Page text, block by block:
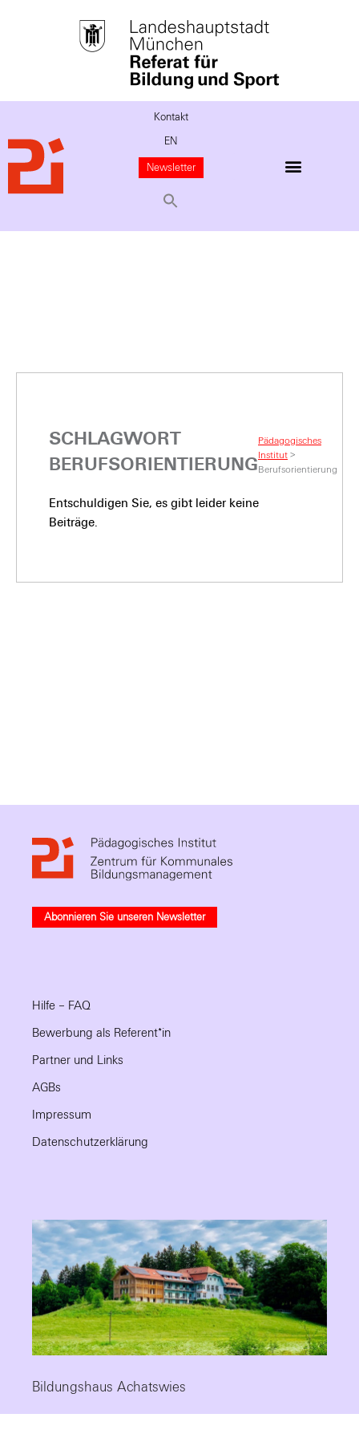
Kontakt
EN
Newsletter
SCHLAGWORT
BERUFSORIENTIERUNG
Pädagogisches
Institut >
Berufsorientierung
Entschuldigen Sie, es gibt leider keine
Beiträge.
Abonnieren Sie unseren Newsletter
Hilfe – FAQ
Bewerbung als Referent*in
Partner und Links
AGBs
Impressum
Datenschutzerklärung
Bildungshaus Achatswies